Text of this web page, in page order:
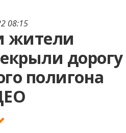
08:15
жители
дорогу
полигона